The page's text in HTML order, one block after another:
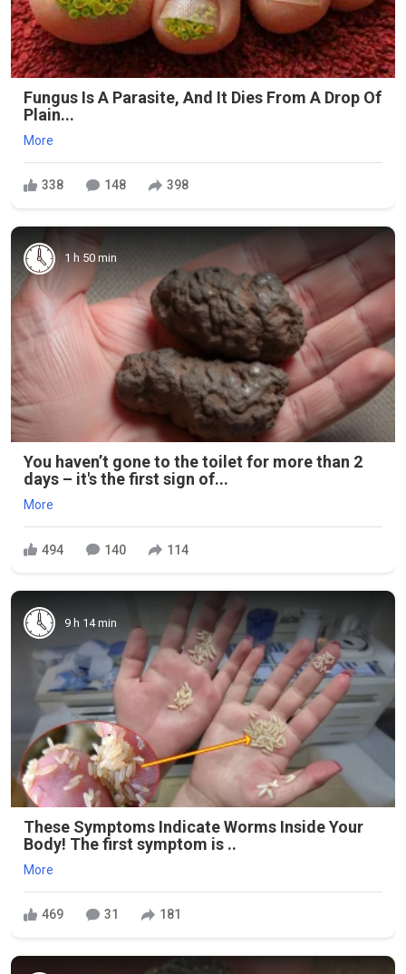
Fungus Is A Parasite, And It Dies From A Drop Of
Plain...
More
338 148 398
1 h 50 min
You haven’t gone to the toilet for more than 2
days – it's the first sign of...
More
494 140 114
9 h 14 min
These Symptoms Indicate Worms Inside Your
Body! The first symptom is ..
More
469 31 181